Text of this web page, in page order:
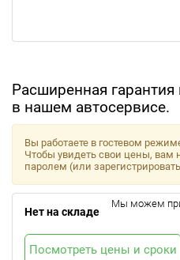
Расширенная гарантия
в нашем автосервисе.
Вы работаете в гостевом
Чтобы увидеть свои цены, вам
паролем (или
Нет на складе
Мы можем
Посмотреть цены и сроки